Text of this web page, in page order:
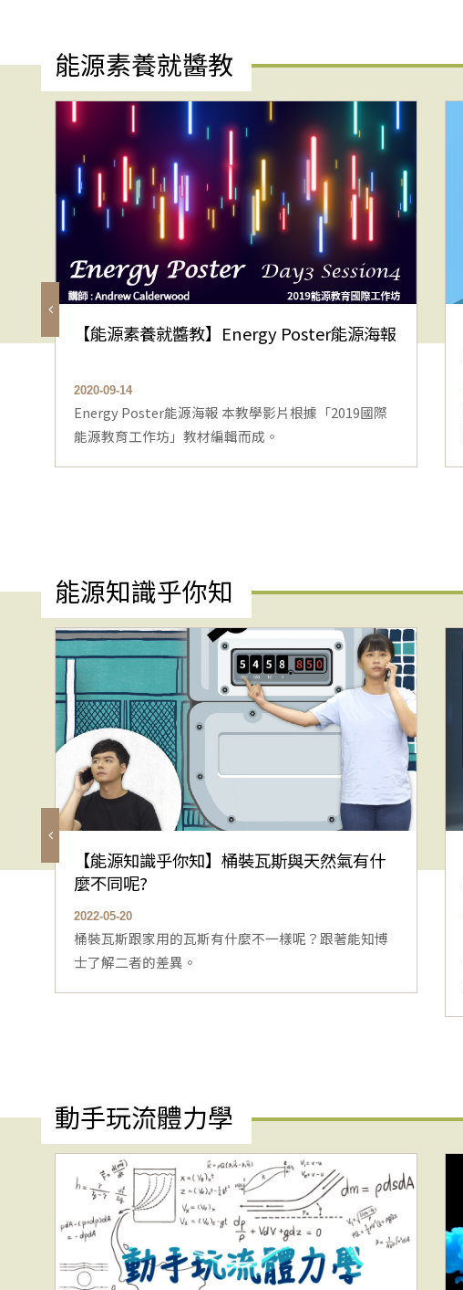
能源素養就醬教
【能源素養就醬教】Energy Poster能源海報
2020-09-14
Energy Poster能源海報 本教學影片根據「2019國際
能源教育工作坊」教材編輯而成。
能源知識乎你知
【能源知識乎你知】桶裝瓦斯與天然氣有什
麼不同呢?
2022-05-20
桶裝瓦斯跟家用的瓦斯有什麼不一樣呢？跟著能知博
士了解二者的差異。
動手玩流體力學